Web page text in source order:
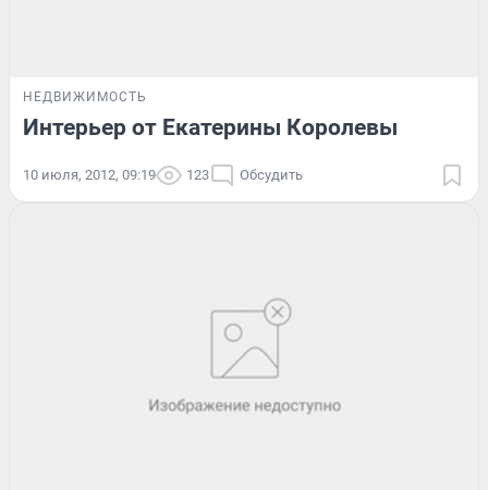
НЕДВИЖИМОСТЬ
Интерьер от Екатерины Королевы
10 июля, 2012, 09:19 123 Обсудить